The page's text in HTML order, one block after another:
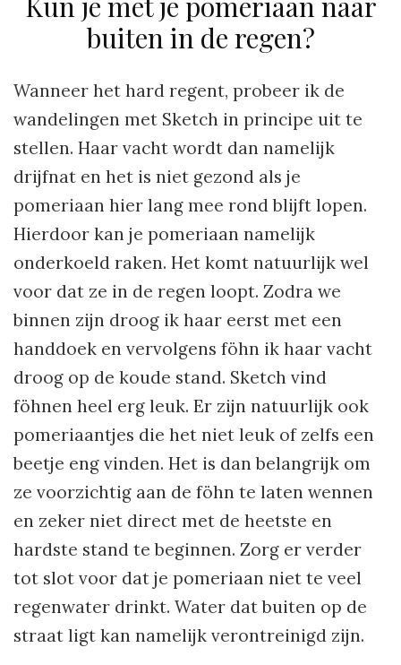
buiten in de regen?
Wanneer het hard regent, probeer ik de
wandelingen met Sketch in principe uit te
stellen. Haar vacht wordt dan namelijk
drijfnat en het is niet gezond als je
pomeriaan hier lang mee rond blijft lopen.
Hierdoor kan je pomeriaan namelijk
onderkoeld raken. Het komt natuurlijk wel
voor dat ze in de regen loopt. Zodra we
binnen zijn droog ik haar eerst met een
handdoek en vervolgens föhn ik haar vacht
droog op de koude stand. Sketch vind
föhnen heel erg leuk. Er zijn natuurlijk ook
pomeriaantjes die het niet leuk of zelfs een
beetje eng vinden. Het is dan belangrijk om
ze voorzichtig aan de föhn te laten wennen
en zeker niet direct met de heetste en
hardste stand te beginnen. Zorg er verder
tot slot voor dat je pomeriaan niet te veel
regenwater drinkt. Water dat buiten op de
straat ligt kan namelijk verontreinigd zijn.